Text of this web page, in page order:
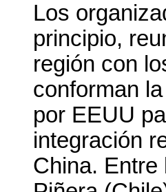
Los
principio,
región con
conforman
por EEUU
integración
China. Entre